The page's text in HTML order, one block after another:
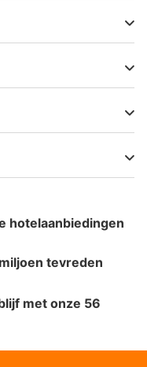
hotelaanbiedingen
tevreden
met onze 56